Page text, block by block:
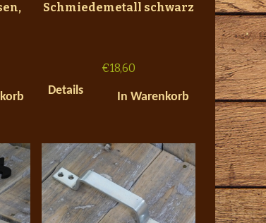
Schmiedemetall schwarz
€18,60
Details
In Warenkorb